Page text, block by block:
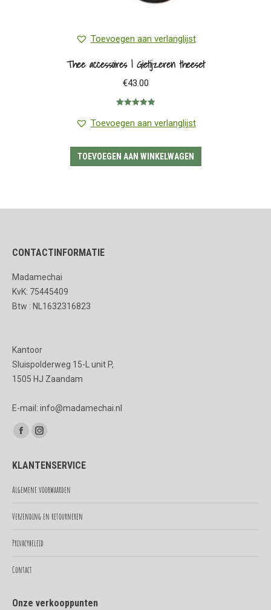
Toevoegen aan verlanglijst
Thee accessoires | Gietijzeren theeset
€43.00
5.00 uit 5
Toevoegen aan verlanglijst
TOEVOEGEN AAN WINKELWAGEN
CONTACTINFORMATIE
Madamechai
KvK: 75445409
Btw : NL1632316823
Kantoor
Sluispolderweg 15-L unit P,
1505 HJ Zaandam
E-mail: info@madamechai.nl
Vind ons op:
Facebook
opens
in
window
Instagram
opens
in
window
KLANTENSERVICE
Algemene voorwaarden
Verzending en retourneren
Privacybeleid
Contact
Onze verkooppunten